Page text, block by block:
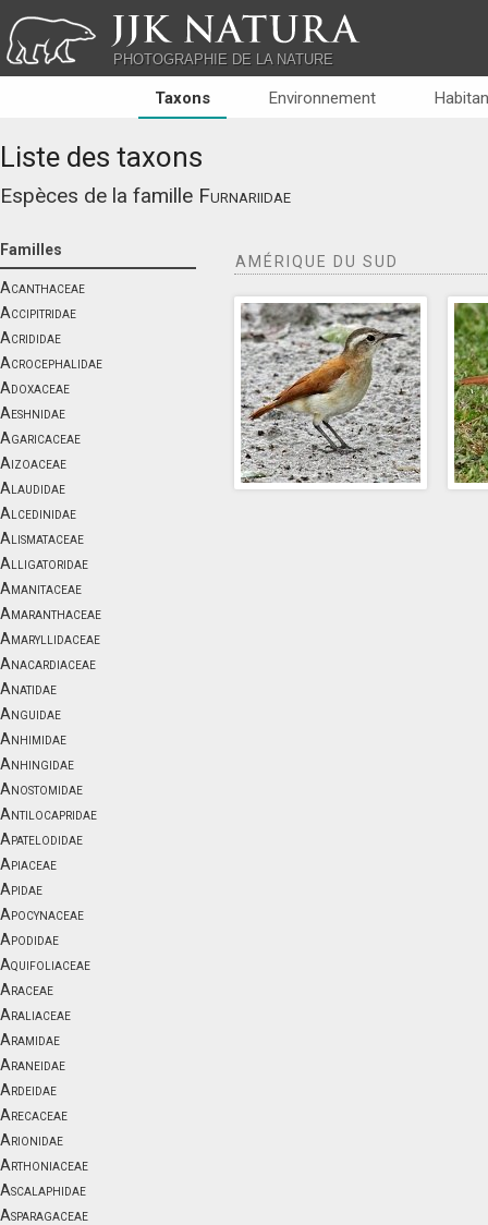
JJK NATURA
PHOTOGRAPHIE DE LA NATURE
Taxons Environnement
Liste des taxons
Espèces de la famille Furnariidae
Familles
Acanthaceae
Accipitridae
Acrididae
Acrocephalidae
Adoxaceae
Aeshnidae
Agaricaceae
Aizoaceae
Alaudidae
Alcedinidae
Alismataceae
Alligatoridae
Amanitaceae
Amaranthaceae
Amaryllidaceae
Anacardiaceae
Anatidae
Anguidae
Anhimidae
Anhingidae
Anostomidae
Antilocapridae
Apatelodidae
Apiaceae
Apidae
Apocynaceae
Apodidae
Aquifoliaceae
Araceae
Araliaceae
Aramidae
Araneidae
Ardeidae
Arecaceae
Arionidae
Arthoniaceae
Ascalaphidae
Asparagaceae
AMÉRIQUE DU SUD